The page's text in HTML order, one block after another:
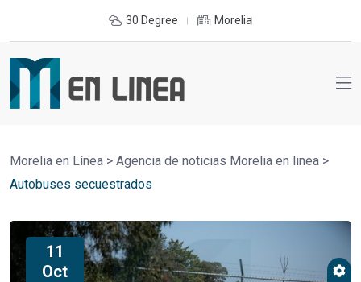
30 Degree Morelia
Morelia en Línea > Agencia de noticias Morelia en linea >
Autobuses secuestrados
11
Oct